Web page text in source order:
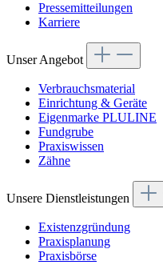
Pressemitteilungen
Karriere
Unser Angebot
Verbrauchsmaterial
Einrichtung & Geräte
Eigenmarke PLULINE
Fundgrube
Praxiswissen
Zähne
Unsere Dienstleistungen
Existenzgründung
Praxisplanung
Praxisbörse